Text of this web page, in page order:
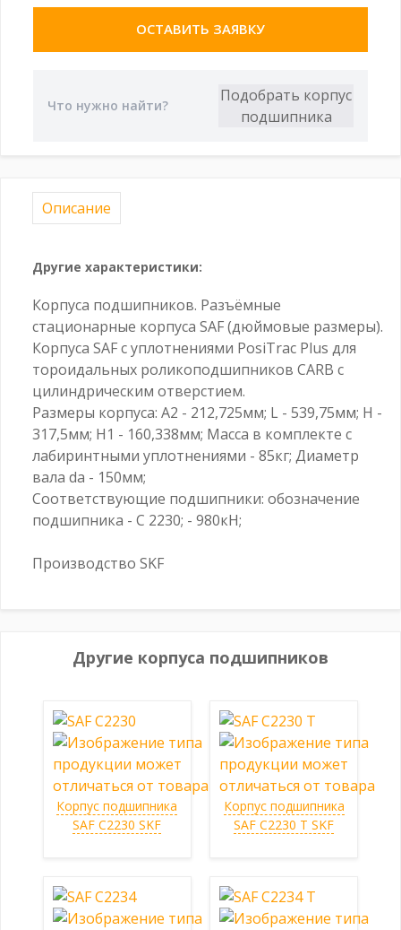
ОСТАВИТЬ ЗАЯВКУ
Описание
Другие характеристики:
Корпуса подшипников. Разъёмные
стационарные корпуса SAF (дюймовые размеры).
Корпуса SAF с уплотнениями PosiTrac Plus для
тороидальных роликоподшипников CARB с
цилиндрическим отверстием.
Размеры корпуса: A2 - 212,725мм; L - 539,75мм; H -
317,5мм; H1 - 160,338мм; Масса в комплекте с
лабиринтными уплотнениями - 85кг; Диаметр
вала da - 150мм;
Соответствующие подшипники: обозначение
подшипника - C 2230; - 980кН;
Производство SKF
Другие корпуса подшипников
Корпус подшипника
SAF C2230 SKF
Корпус подшипника
SAF C2230 T SKF